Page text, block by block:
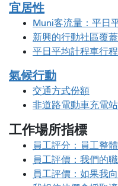
宜居性
Muni客流量：平日
新興的行動社區覆
平日平均計程車行程
氣候行動
交通方式份額
非道路電動車充電
工作場所指標
員工評分：員工整
員工評價：我們的
員工評價：如果我